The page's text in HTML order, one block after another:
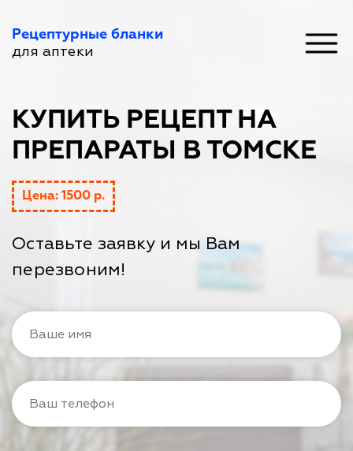
Рецептурные бланки
для аптеки
КУПИТЬ РЕЦЕПТ НА
ПРЕПАРАТЫ В ТОМСКЕ
Цена: 1500 р.
Оставьте заявку и мы Вам
перезвоним!